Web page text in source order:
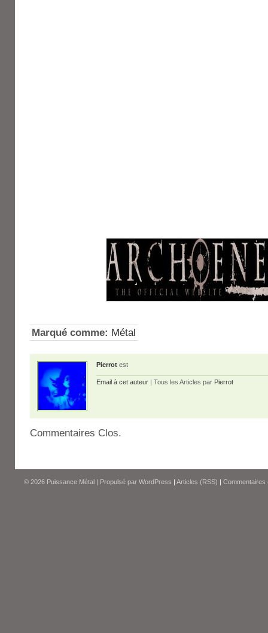
Marqué comme: Métal
Pierrot est
Email à cet auteur | Tous les Articles par Pierrot
Commentaires Clos.
© 2026 Puissance Métal | Propulsé par WordPress | Articles (RSS) | Commentaires